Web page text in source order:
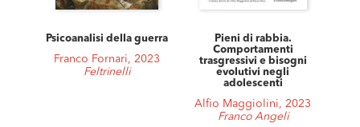
Psicoanalisi della guerra
Franco Fornari, 2023
Feltrinelli
Pieni di rabbia.
Comportamenti
trasgressivi e bisogni
evolutivi negli
adolescenti
Alfio Maggiolini, 2023
Franco Angeli